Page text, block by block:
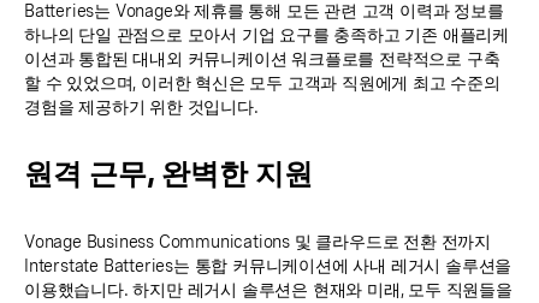
Batteries는 Vonage와 제휴를 통해 모든 관련 고객 이력과 정보를
하나의 단일 관점으로 모아서 기업 요구를 충족하고 기존 애플리케
이션과 통합된 대내외 커뮤니케이션 워크플로를 전략적으로 구축
할 수 있었으며, 이러한 혁신은 모두 고객과 직원에게 최고 수준의
경험을 제공하기 위한 것입니다.
원격 근무, 완벽한 지원
Vonage Business Communications 및 클라우드로 전환 전까지
Interstate Batteries는 통합 커뮤니케이션에 사내 레거시 솔루션을
이용했습니다. 하지만 레거시 솔루션은 현재와 미래, 모두 직원들을